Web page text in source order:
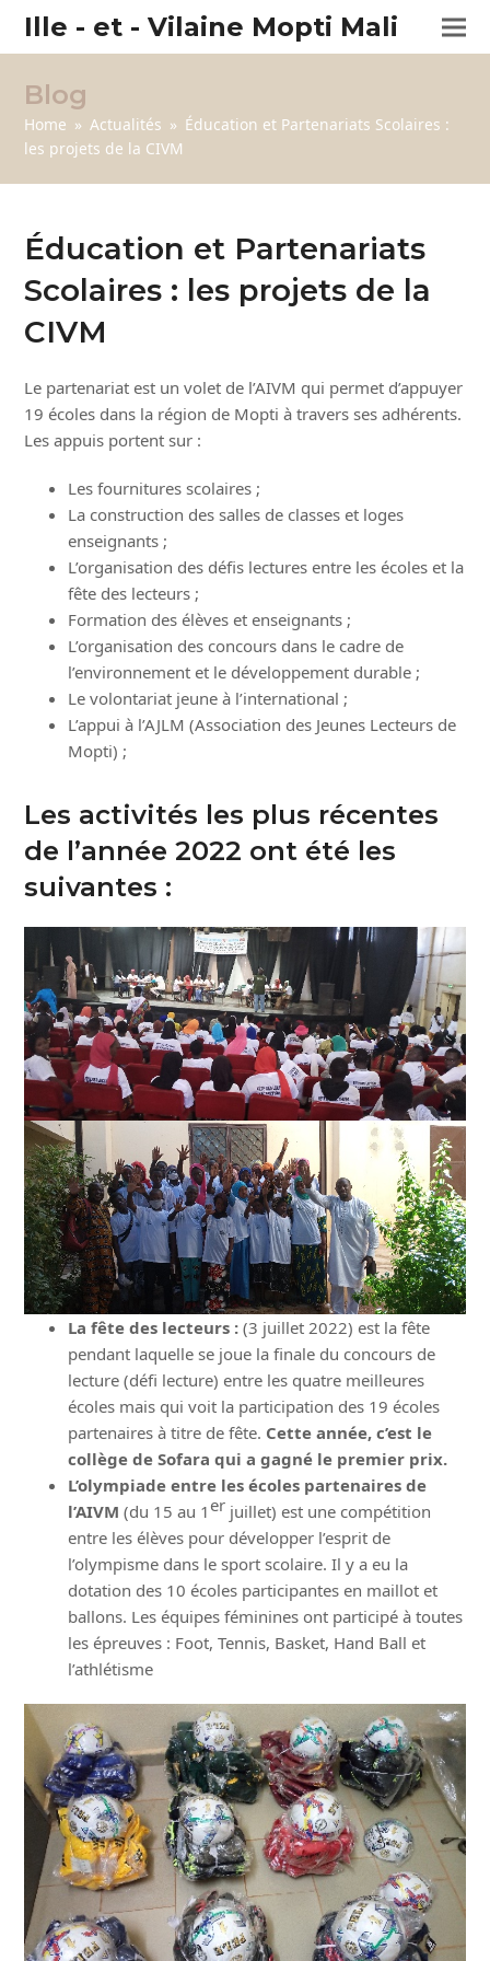
Ille - et - Vilaine Mopti Mali
Blog
Home » Actualités » Éducation et Partenariats Scolaires :
les projets de la CIVM
Éducation et Partenariats
Scolaires : les projets de la
CIVM
Le partenariat est un volet de l’AIVM qui permet d’appuyer
19 écoles dans la région de Mopti à travers ses adhérents.
Les appuis portent sur :
Les fournitures scolaires ;
La construction des salles de classes et loges
enseignants ;
L’organisation des défis lectures entre les écoles et la
fête des lecteurs ;
Formation des élèves et enseignants ;
L’organisation des concours dans le cadre de
l’environnement et le développement durable ;
Le volontariat jeune à l’international ;
L’appui à l’AJLM (Association des Jeunes Lecteurs de
Mopti) ;
Les activités les plus récentes
de l’année 2022 ont été les
suivantes :
La fête des lecteurs : (3 juillet 2022) est la fête
pendant laquelle se joue la finale du concours de
lecture (défi lecture) entre les quatre meilleures
écoles mais qui voit la participation des 19 écoles
partenaires à titre de fête. Cette année, c’est le
collège de Sofara qui a gagné le premier prix.
L’olympiade entre les écoles partenaires de
l’AIVM (du 15 au 1 er juillet) est une compétition
entre les élèves pour développer l’esprit de
l’olympisme dans le sport scolaire. Il y a eu la
dotation des 10 écoles participantes en maillot et
ballons. Les équipes féminines ont participé à toutes
les épreuves : Foot, Tennis, Basket, Hand Ball et
l’athlétisme